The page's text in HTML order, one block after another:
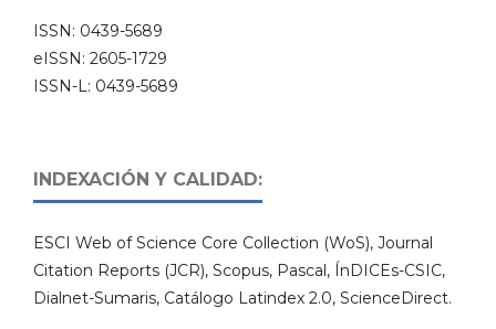
ISSN: 0439-5689
eISSN: 2605-1729
ISSN-L: 0439-5689
INDEXACIÓN Y CALIDAD:
ESCI Web of Science Core Collection (WoS), Journal
Citation Reports (JCR), Scopus, Pascal, ÍnDICEs-CSIC,
Dialnet-Sumaris, Catálogo Latindex 2.0, ScienceDirect.